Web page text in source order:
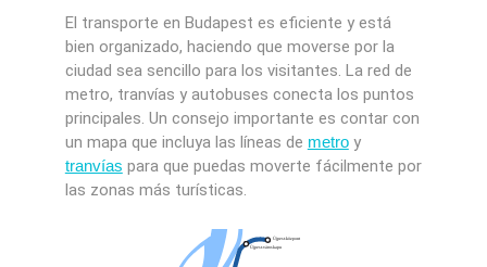
El transporte en Budapest es eficiente y está
bien organizado, haciendo que moverse por la
ciudad sea sencillo para los visitantes. La red de
metro, tranvías y autobuses conecta los puntos
principales. Un consejo importante es contar con
un mapa que incluya las líneas de metroy
tranvías para que puedas moverte fácilmente por
las zonas más turísticas.